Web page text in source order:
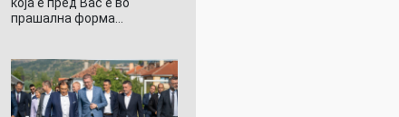
прашална форма…